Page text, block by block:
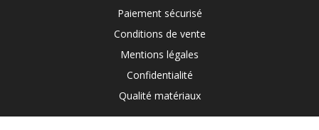
Paiement sécurisé
Conditions de vente
Mentions légales
Confidentialité
Qualité matériaux